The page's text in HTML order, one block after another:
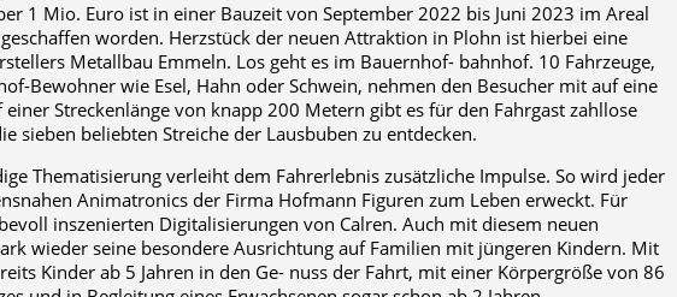
1 Mio. Euro ist in einer Bauzeit von September 2022 bis Juni 2023 im Areal
worden. Herzstück der neuen Attraktion in Plohn ist hierbei eine
Metallbau Emmeln. Los geht es im Bauernhof- bahnhof. 10 Fahrzeuge,
Bewohner wie Esel, Hahn oder Schwein, nehmen den Besucher mit auf eine
Streckenlänge von knapp 200 Metern gibt es für den Fahrgast zahllose
sieben beliebten Streiche der Lausbuben zu entdecken.
Thematisierung verleiht dem Fahrerlebnis zusätzliche Impulse. So wird jeder
Animatronics der Firma Hofmann Figuren zum Leben erweckt. Für
inszenierten Digitalisierungen von Calren. Auch mit diesem neuen
wieder seine besondere Ausrichtung auf Familien mit jüngeren Kindern. Mit
Kinder ab 5 Jahren in den Ge- nuss der Fahrt, mit einer Körpergröße von 86